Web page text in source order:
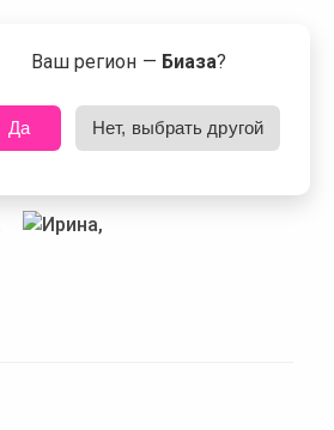
Ваш регион — Биаза?
Да Нет, выбрать другой